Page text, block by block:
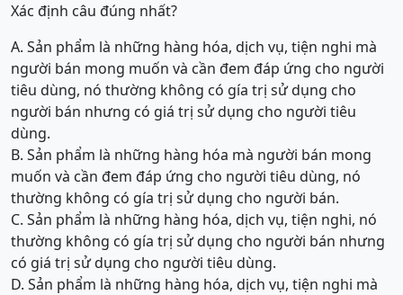
Xác định câu đúng nhất?
A. Sản phẩm là những hàng hóa, dịch vụ, tiện nghi mà
người bán mong muốn và cần đem đáp ứng cho người
tiêu dùng, nó thường không có gía trị sử dụng cho
người bán nhưng có giá trị sử dụng cho người tiêu
dùng.
B. Sản phẩm là những hàng hóa mà người bán mong
muốn và cần đem đáp ứng cho người tiêu dùng, nó
thường không có gía trị sử dụng cho người bán.
C. Sản phẩm là những hàng hóa, dịch vụ, tiện nghi, nó
thường không có gía trị sử dụng cho người bán nhưng
có giá trị sử dụng cho người tiêu dùng.
D. Sản phẩm là những hàng hóa, dịch vụ, tiện nghi mà